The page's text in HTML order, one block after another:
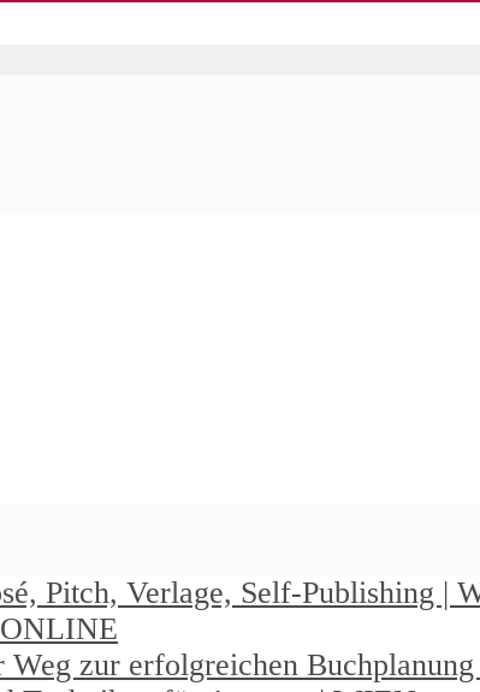
Pitch, Verlage, Self-Publishing |
zur erfolgreichen